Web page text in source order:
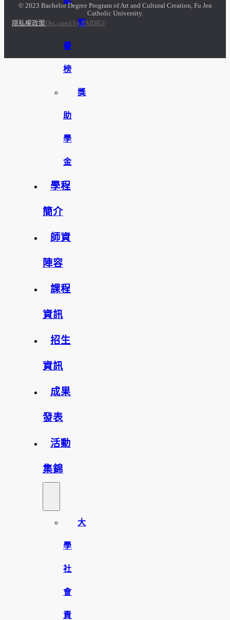
榮
譽
榜
獎
助
學
金
學程
簡介
師資
陣容
課程
資訊
招生
資訊
成果
發表
活動
集錦
大
學
社
會
責
© 2023 Bachelor Degree Program of Art and Cultural Creation, Fu Jen
Catholic University.
隱私權政策Designed by PAIDIGI